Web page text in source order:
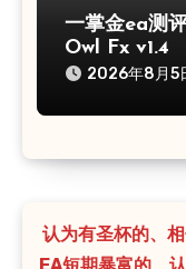
一掌金ea测
Owl Fx v1.4
2026年8月5
认为有圣杯的、